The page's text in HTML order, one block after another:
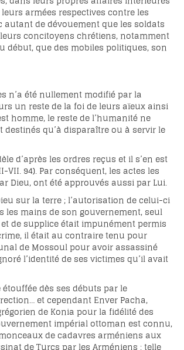
armées respectives contre les
de dévouement que les soldats
concitoyens chrétiens, notamment
début, que des mobiles politiques, son
n’a été nullement modifié par la
un reste de la foi de leurs aïeux ainsi
homme, le reste de l’humanité ne
qu’à disparaître ou à servir le
d’après les ordres reçus et il s’en est
94). Par conséquent, les actes les
Dieu, ont été approuvés aussi par Lui.
sur la terre ; l’autorisation de celui-ci
les mains de son gouvernement, seul
de supplice était impunément permis
il était au contraire tenu pour
de Mossoul pour avoir assassiné
l’identité de ses victimes qu’il avait
dès ses débuts par le
et cependant Enver Pacha,
de Konia pour la fidélité des
impérial ottoman est connu,
de cadavres arméniens aux